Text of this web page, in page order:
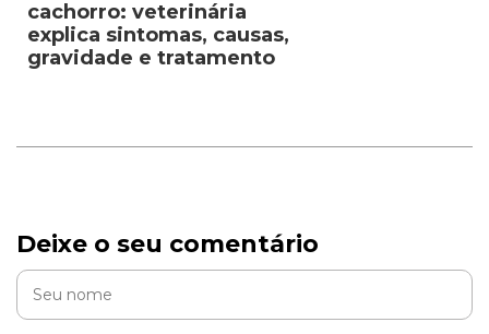
cachorro: veterinária
explica sintomas, causas,
gravidade e tratamento
Deixe o seu comentário